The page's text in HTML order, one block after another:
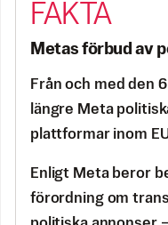
Metas förbud av
Från och med den
längre Meta
plattformar inom
Enligt Meta beror
förordning om